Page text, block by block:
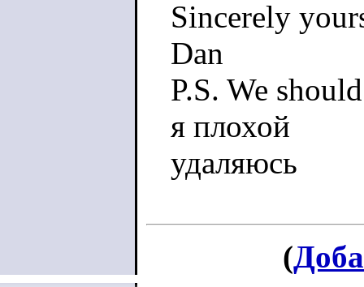
Sincerely
Dan
P.S. We
я плохой
удаляюсь
(